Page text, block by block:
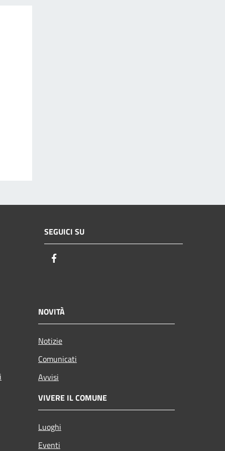
SEGUICI SU
NOVITÀ
Notizie
Comunicati
Avvisi
VIVERE IL COMUNE
Luoghi
Eventi